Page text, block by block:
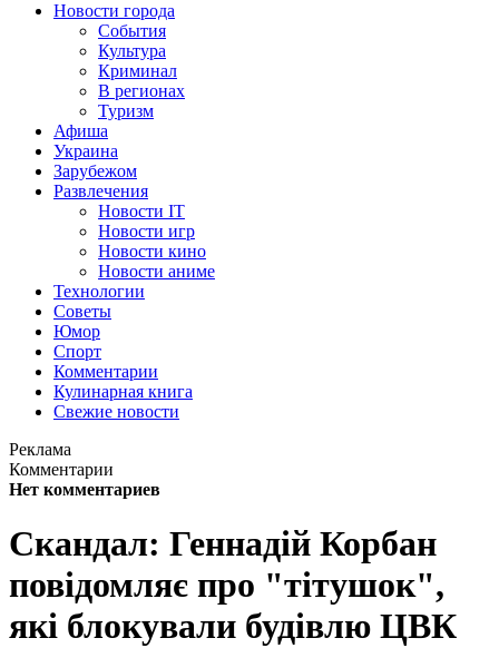
Новости города
События
Культура
Криминал
В регионах
Туризм
Афиша
Украина
Зарубежом
Развлечения
Новости IT
Новости игр
Новости кино
Новости аниме
Технологии
Советы
Юмор
Спорт
Комментарии
Кулинарная книга
Свежие новости
Реклама
Комментарии
Нет комментариев
Скандал: Геннадій Корбан
повідомляє про "тітушок",
які блокували будівлю ЦВК